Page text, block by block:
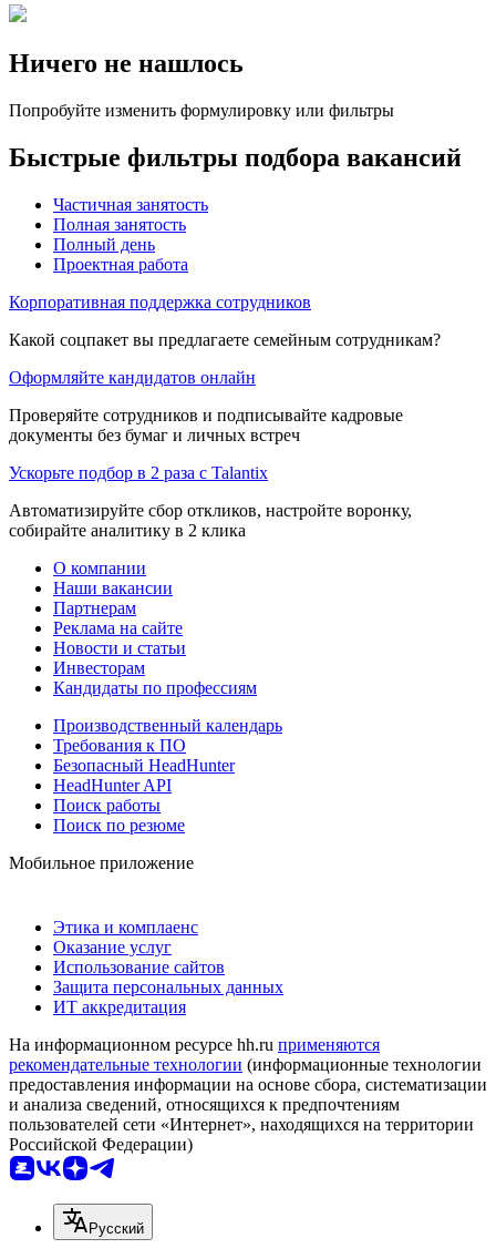
Ничего не нашлось
Попробуйте изменить формулировку или фильтры
Быстрые фильтры подбора вакансий
Частичная занятость
Полная занятость
Полный день
Проектная работа
Корпоративная поддержка сотрудников
Какой соцпакет вы предлагаете семейным сотрудникам?
Оформляйте кандидатов онлайн
Проверяйте сотрудников и подписывайте кадровые
документы без бумаг и личных встреч
Ускорьте подбор в 2 раза с Talantix
Автоматизируйте сбор откликов, настройте воронку,
собирайте аналитику в 2 клика
О компании
Наши вакансии
Партнерам
Реклама на сайте
Новости и статьи
Инвесторам
Кандидаты по профессиям
Производственный календарь
Требования к ПО
Безопасный HeadHunter
HeadHunter API
Поиск работы
Поиск по резюме
Мобильное приложение
Этика и комплаенс
Оказание услуг
Использование сайтов
Защита персональных данных
ИТ аккредитация
На информационном ресурсе hh.ru применяются
рекомендательные технологии (информационные технологии
предоставления информации на основе сбора, систематизации
и анализа сведений, относящихся к предпочтениям
пользователей сети «Интернет», находящихся на территории
Российской Федерации)
Русский